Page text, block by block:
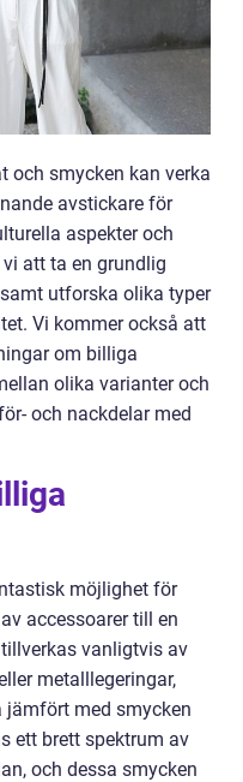
och smycken kan verka
avstickare för
aspekter och
att ta en grundlig
utforska olika typer
Vi kommer också att
om billiga
olika varianter och
och nackdelar med
möjlighet för
accessoarer till en
vanligtvis av
metalllegeringar,
jämfört med smycken
ett brett spektrum av
och dessa smycken